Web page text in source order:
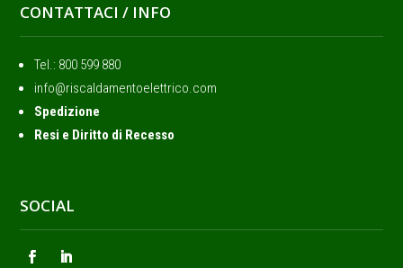
CONTATTACI / INFO
Tel.: ‭800 599 880
info@riscaldamentoelettrico.com
Spedizione
Resi e Diritto di Recesso
SOCIAL